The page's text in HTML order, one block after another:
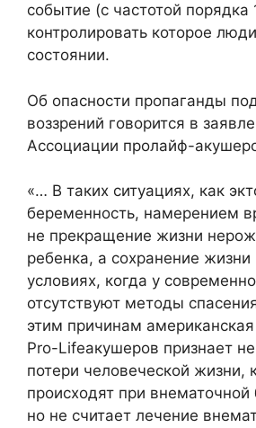
событие (с частотой
контролировать которое
состоянии.
Об опасности пропаганды
воззрений говорится в
Ассоциации пролайф-
«… В таких ситуациях, как
беременность, намерением
не прекращение жизни
ребенка, а сохранение жизни
условиях, когда у
отсутствуют методы
этим причинам
Pro-Lifeакушеров признает
потери человеческой жизни,
происходят при
но не считает лечение